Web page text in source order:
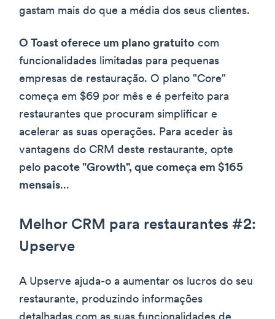
gastam mais do que a média dos seus clientes.
O Toast oferece um plano gratuito com
funcionalidades limitadas para pequenas
empresas de restauração. O plano "Core"
começa em $69 por mês e é perfeito para
restaurantes que procuram simplificar e
acelerar as suas operações. Para aceder às
vantagens do CRM deste restaurante, opte
pelo pacote "Growth", que começa em $165
mensais...
Melhor CRM para restaurantes #2:
Upserve
A Upserve ajuda-o a aumentar os lucros do seu
restaurante, produzindo informações